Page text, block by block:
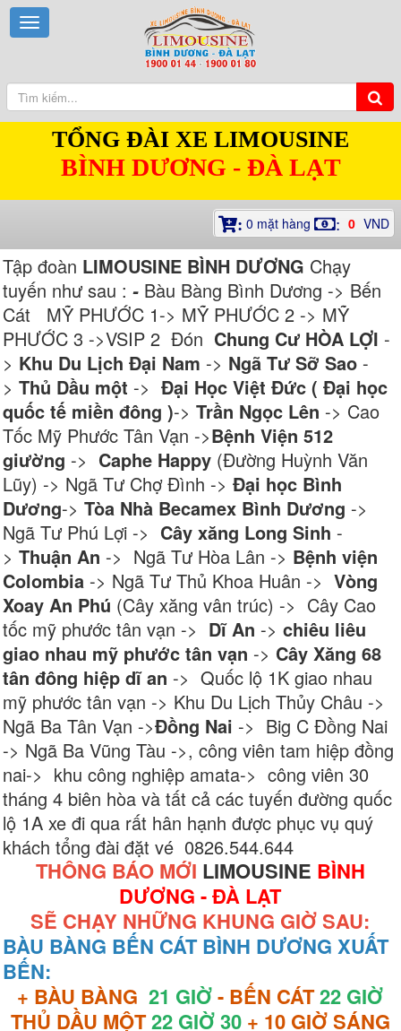
TỔNG ĐÀI XE LIMOUSINE
BÌNH DƯƠNG - ĐÀ LẠT
: 0 mặt hàng : 0 VND
Tập đoàn LIMOUSINE BÌNH DƯƠNG Chạy
tuyến như sau : - Bàu Bàng Bình Dương -> Bến
Cát MỸ PHƯỚC 1-> MỸ PHƯỚC 2 -> MỸ
PHƯỚC 3 ->VSIP 2 Đón Chung Cư HÒA LỢI -
> Khu Du Lịch Đại Nam -> Ngã Tư Sỡ Sao -
>Thủ Dầu một ->Đại Học Việt Đức ( Đại học
quốc tế miền đông )->Trần Ngọc Lên -> Cao
Tốc Mỹ Phước Tân Vạn ->Bệnh Viện 512
giường -> Caphe Happy (Đường Huỳnh Văn
Lũy) -> Ngã Tư Chợ Đình ->Đại học Bình
Dương-> Tòa Nhà Becamex Bình Dương ->
Ngã Tư Phú Lợi -> Cây xăng Long Sinh -
>Thuận An -> Ngã Tư Hòa Lân -> Bệnh viện
Colombia -> Ngã Tư Thủ Khoa Huân ->Vòng
Xoay An Phú (Cây xăng vân trúc) -> Cây Cao
tốc mỹ phước tân vạn -> Dĩ An -> chiêu liêu
giao nhau mỹ phước tân vạn -> Cây Xăng 68
tân đông hiệp dĩ an -> Quốc lộ 1K giao nhau
mỹ phước tân vạn -> Khu Du Lịch Thủy Châu ->
Ngã Ba Tân Vạn ->Đồng Nai -> Big C Đồng Nai
-> Ngã Ba Vũng Tàu ->, công viên tam hiệp đồng
nai-> khu công nghiệp amata-> công viên 30
tháng 4 biên hòa và tất cả các tuyến đường quốc
lộ 1A xe đi qua rất hân hạnh được phục vụ quý
khách tổng đài đặt vé 0826.544.644
THÔNG BÁO MỚI LIMOUSINE BÌNH
DƯƠNG - ĐÀ LẠT
SẼ CHẠY NHỮNG KHUNG GIỜ SAU:
BÀU BÀNG BẾN CÁT BÌNH DƯƠNG XUẤT
BẾN:
+ BÀU BÀNG21 GIỜ- BẾN CÁT22 GIỜ
THỦ DẦU MỘT22 GIỜ 30 + 10 GIỜ SÁNG